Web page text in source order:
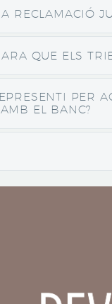
RECLAMACIÓ
QUE ELS
PER
EL BANC?